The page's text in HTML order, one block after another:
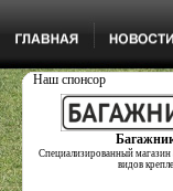
Наш спонсор
Специализированный магазин
видов